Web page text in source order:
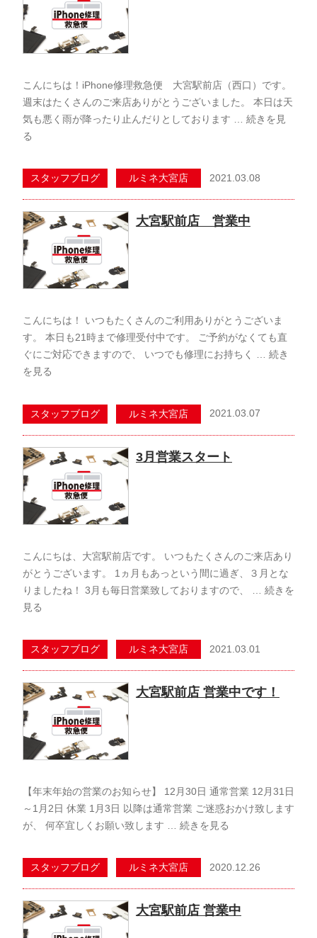
こんにちは！iPhone修理救急便 大宮駅前店（西口）です。
週末はたくさんのご来店ありがとうございました。 本日は天
気も悪く雨が降ったり止んだりとしております … 続きを見
る
スタッフブログ ルミネ大宮店 2021.03.08
大宮駅前店 営業中
こんにちは！ いつもたくさんのご利用ありがとうございま
す。 本日も21時まで修理受付中です。 ご予約がなくても直
ぐにご対応できますので、 いつでも修理にお持ちく … 続き
を見る
スタッフブログ ルミネ大宮店 2021.03.07
3月営業スタート
こんにちは、大宮駅前店です。 いつもたくさんのご来店あり
がとうございます。 1ヵ月もあっという間に過ぎ、３月とな
りましたね！ 3月も毎日営業致しておりますので、 … 続きを
見る
スタッフブログ ルミネ大宮店 2021.03.01
大宮駅前店 営業中です！
【年末年始の営業のお知らせ】 12月30日 通常営業 12月31日
～1月2日 休業 1月3日 以降は通常営業 ご迷惑おかけ致します
が、 何卒宜しくお願い致します … 続きを見る
スタッフブログ ルミネ大宮店 2020.12.26
大宮駅前店 営業中